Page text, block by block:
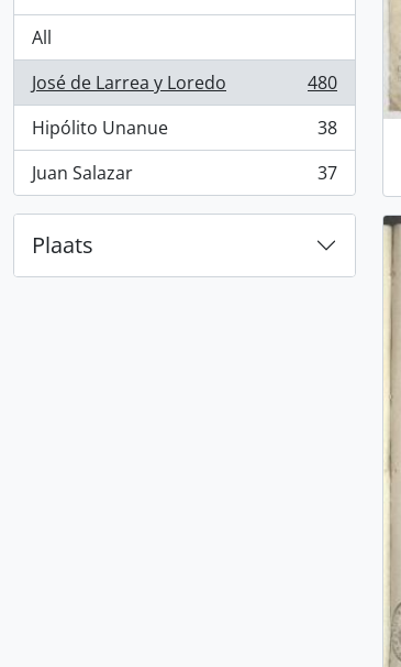
All
José de Larrea y Loredo
, 480 results
480
Hipólito Unanue
, 38 results
38
Juan Salazar
, 37 results 37
Plaats